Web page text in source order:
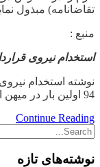
تقاضانامه) مبذول
منبع :
استخدام نیروی
نوشته استخدام
94 اولین بار در میهن استخدام | آگهی استخدام | کاریابی پدیدار شد.
Continue Reading
نوشته‌های تازه